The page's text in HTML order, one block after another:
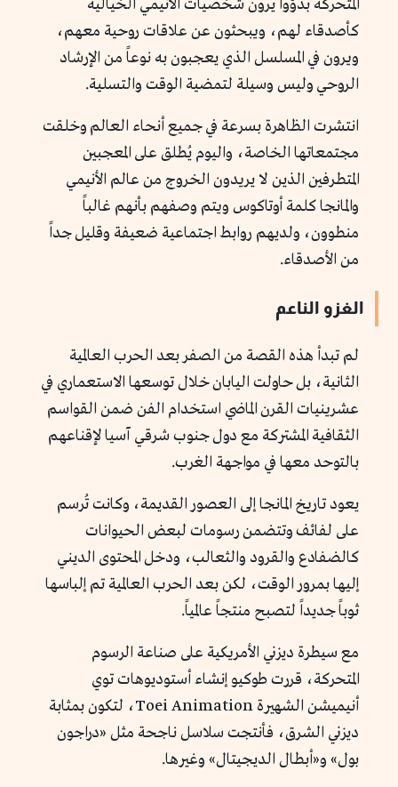
المتحركة بدؤوا يرون شخصيات الأنيمي الخيالية
كأصدقاء لهم، ويبحثون عن علاقات روحية معهم،
ويرون في المسلسل الذي يعجبون به نوعاً من الإرشاد
الروحي وليس وسيلة لتمضية الوقت والتسلية.
انتشرت الظاهرة بسرعة في جميع أنحاء العالم وخلقت
مجتمعاتها الخاصة، واليوم يُطلق على المعجبين
المتطرفين الذين لا يريدون الخروج من عالم الأنيمي
والمانجا كلمة أوتاكوس ويتم وصفهم بأنهم غالباً
منطوون، ولديهم روابط اجتماعية ضعيفة وقليل جداً
من الأصدقاء.
الغزو الناعم
لم تبدأ هذه القصة من الصفر بعد الحرب العالمية
الثانية، بل حاولت اليابان خلال توسعها الاستعماري في
عشرينيات القرن الماضي استخدام الفن ضمن القواسم
الثقافية المشتركة مع دول جنوب شرقي آسيا لإقناعهم
بالتوحد معها في مواجهة الغرب.
يعود تاريخ المانجا إلى العصور القديمة، وكانت تُرسم
على لفائف وتتضمن رسومات لبعض الحيوانات
كالضفادع والقرود والثعالب، ودخل المحتوى الديني
إليها بمرور الوقت، لكن بعد الحرب العالمية تم إلباسها
ثوباً جديداً لتصبح منتجاً عالمياً.
مع سيطرة ديزني الأمريكية على صناعة الرسوم
المتحركة، قررت طوكيو إنشاء أستوديوهات توي
أنيميشن الشهيرة Toei Animation، لتكون بمثابة
ديزني الشرق، فأنتجت سلاسل ناجحة مثل «دراجون
بول» و«أبطال الديجيتال» وغيرها.